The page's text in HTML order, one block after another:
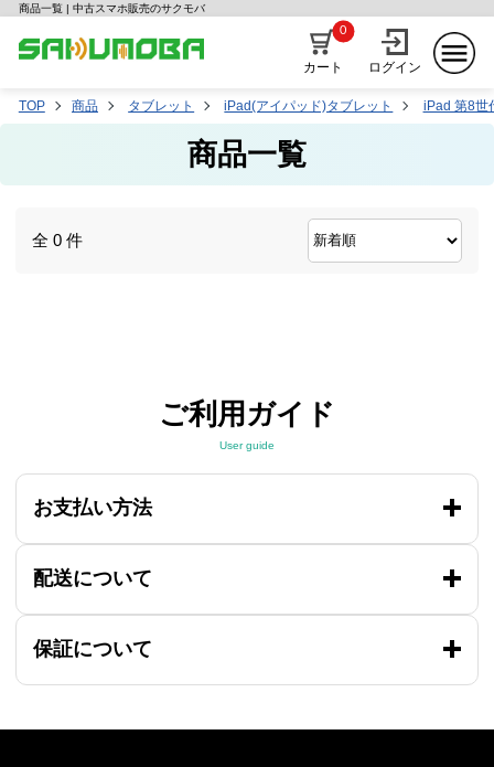
商品一覧 | 中古スマホ販売のサクモバ
カート
0
ログイン
TOP 商品 タブレット iPad(アイパッド)タブレット iPad 第8世
商品一覧
全 0 件
ご利用ガイド
User guide
お支払い方法
配送について
保証について